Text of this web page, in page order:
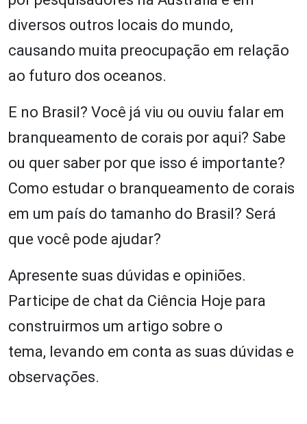
diversos outros locais do mundo,
causando muita preocupação em relação
ao futuro dos oceanos.
E no Brasil? Você já viu ou ouviu falar em
branqueamento de corais por aqui? Sabe
ou quer saber por que isso é importante?
Como estudar o branqueamento de corais
em um país do tamanho do Brasil? Será
que você pode ajudar?
Apresente suas dúvidas e opiniões.
Participe de chat da Ciência Hoje para
construirmos um artigo sobre o
tema, levando em conta as suas dúvidas e
observações.